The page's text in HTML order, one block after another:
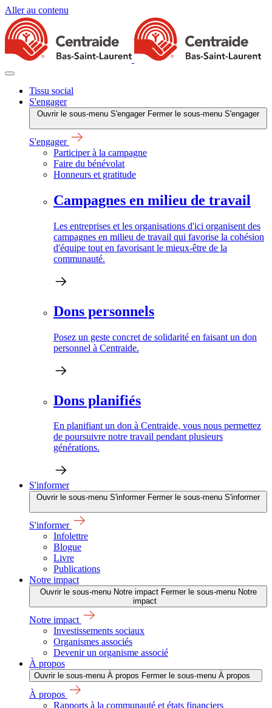
Aller au contenu
Tissu social
S'engager
Ouvrir le sous-menu S'engager Fermer le sous-menu S'engager
S'engager
Participer à la campagne
Faire du bénévolat
Honneurs et gratitude
Campagnes en milieu de travail
Les entreprises et les organisations d'ici organisent des
campagnes en milieu de travail qui favorise la cohésion
d'équipe tout en favorisant le mieux-être de la
communauté.
Dons personnels
Posez un geste concret de solidarité en faisant un don
personnel à Centraide.
Dons planifiés
En planifiant un don à Centraide, vous nous permettez
de poursuivre notre travail pendant plusieurs
générations.
S'informer
Ouvrir le sous-menu S'informer Fermer le sous-menu S'informer
S'informer
Infolettre
Blogue
Livre
Publications
Notre impact
Ouvrir le sous-menu Notre impact Fermer le sous-menu Notre
impact
Notre impact
Investissements sociaux
Organismes associés
Devenir un organisme associé
À propos
Ouvrir le sous-menu À propos Fermer le sous-menu À propos
À propos
Rapports à la communauté et états financiers